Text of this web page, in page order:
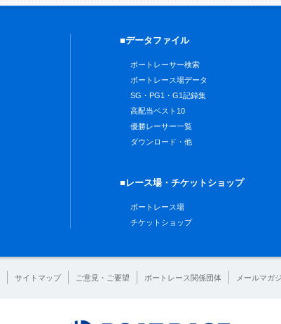
■データファイル
ボートレーサー検索
ボートレース場データ
SG・PG1・G1記録集
高配当ベスト10
優勝レーサー一覧
ダウンロード・他
■レース場・チケットショップ
ボートレース場
チケットショップ
サイトマップ ご意見・ご要望 ボートレース関係団体 メールマガ